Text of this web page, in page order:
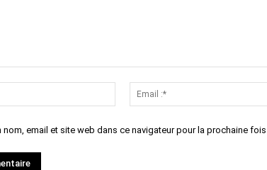
:*
nom, email et site web dans ce navigateur pour la prochaine